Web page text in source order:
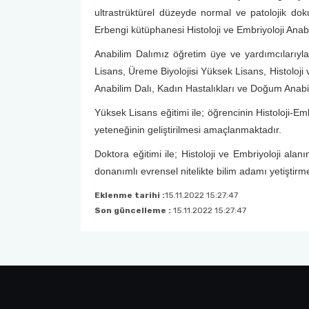
ultrastrüktürel düzeyde normal ve patolojik
Erbengi kütüphanesi Histoloji ve Embriyoloji
Anabilim Dalımız öğretim üye ve
Lisans, Üreme Biyolojisi Yüksek Lisans,
Anabilim Dalı, Kadın Hastalıkları ve Doğum
Yüksek Lisans eğitimi ile; öğrencinin Histoloji-
yeteneğinin geliştirilmesi amaçlanmaktadır.
Doktora eğitimi ile; Histoloji ve Embriyoloji
donanımlı evrensel nitelikte bilim adamı
Eklenme tarihi :15.11.2022 15:27:47
Son güncelleme : 15.11.2022 15:27:47
Fakülte Yönetim Kurulu
Ana Bilim Dalı Başkanları
Organizasyon Şemamız